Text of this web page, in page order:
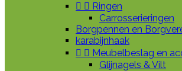
  Ringen
Carrosserieringen
Borgpennen en
karabijnhaak
  Meubelbeslag en
Glijnagels & Vilt